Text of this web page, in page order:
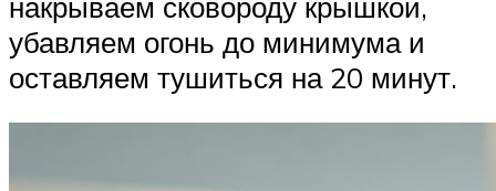
убавляем огонь до минимума и
оставляем тушиться на 20 минут.